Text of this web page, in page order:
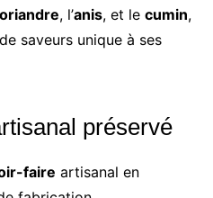
, l’anis, et le cumin,
saveurs unique à ses
préservé
faire artisanal en